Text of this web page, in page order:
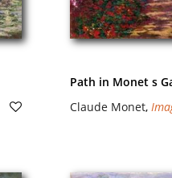
Path in Monet s
Claude Monet,